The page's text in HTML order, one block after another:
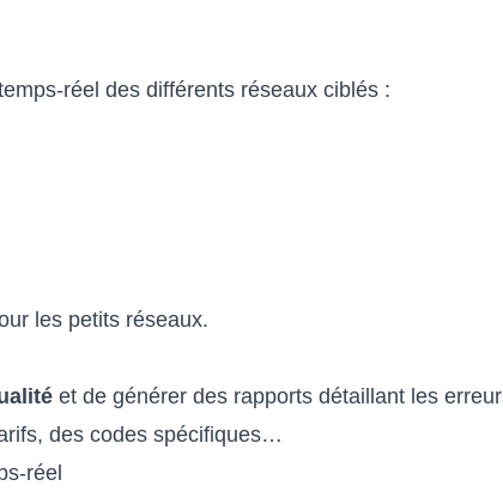
réel des différents réseaux ciblés :
les petits réseaux.
et de générer des rapports détaillant les
des codes spécifiques…
réel